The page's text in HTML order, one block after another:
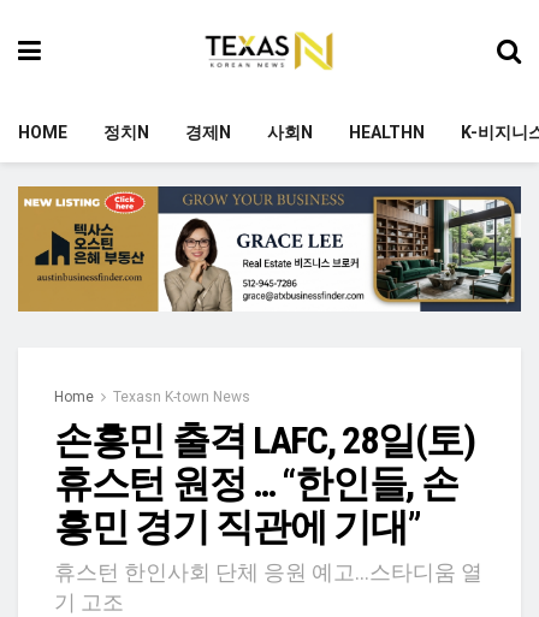
HOME 정치N 경제N 사회N HEALTHN K-비지니
Home Texasn K-town News
손흥민 출격 LAFC, 28일(토)
휴스턴 원정 … “한인들, 손
흥민 경기 직관에 기대”
휴스턴 한인사회 단체 응원 예고…스타디움 열
기 고조